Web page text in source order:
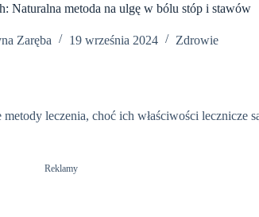
Naturalna metoda na ulgę w bólu stóp i stawów
Zaręba 19 września 2024 Zdrowie
leczenia, choć ich właściwości lecznicze
Reklamy